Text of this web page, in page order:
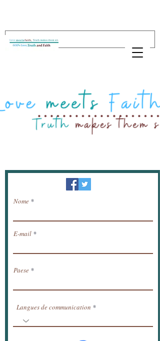
Newsletter / ricevere notizie via e-mail.
Nome
E-mail
Paese
Langues de communication